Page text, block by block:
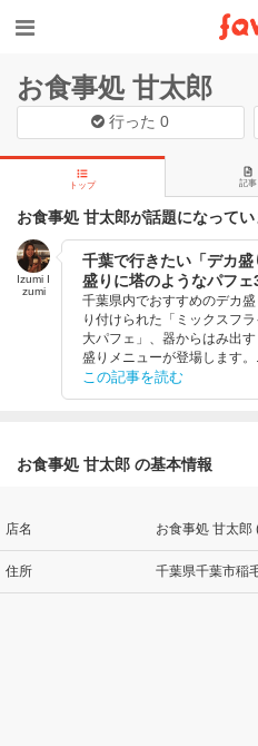
お食事処 甘太郎
行った0
トップ 記事
お食事処 甘太郎が話題になって
Izumi I
zumi
千葉で行きたい「デカ
盛りに塔のようなパフ
千葉県内でおすすめのデカ
り付けられた「ミックスフ
大パフェ」、器からはみ出
盛りメニューが登場します。...
この記事を読む
お食事処 甘太郎 の基本情報
店名 お食事処 甘太郎
住所 千葉県千葉市稲